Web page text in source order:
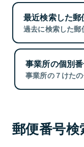
最近検索した郵
過去に検索した郵
事業所の個別
事業所の７けた
郵便番号